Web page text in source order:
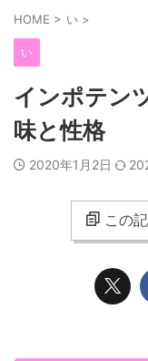
HOME > い >
い
インポテン
味と性格
2020年1月2日
この